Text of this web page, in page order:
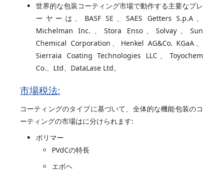
世界的な包装コーティング市場で動作する主要なプレ
ーヤーは、BASF SE、SAES Getters S.p.A、
Michelman Inc.、Stora Enso、Solvay、Sun
Chemical Corporation、Henkel AG&Co. KGaA、
Sierraia Coating Technologies LLC、Toyochem
Co.、Ltd、DataLase Ltd。
市場税法:
コーティングのタイプに基づいて、全体的な機能包装のコ
ーティングの市場はに分けられます:
ポリマー
PVdCの特長
エボヘ